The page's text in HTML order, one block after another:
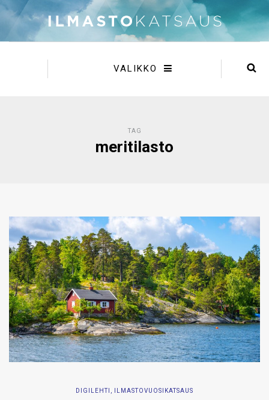
VALIKKO
TAG
meritilasto
DIGILEHTI , ILMASTOVUOSIKATSAUS